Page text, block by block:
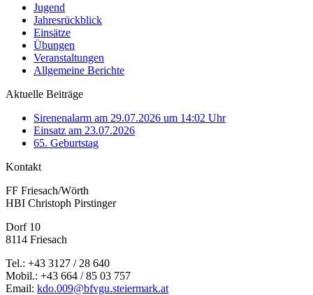
Jugend
Jahresrückblick
Einsätze
Übungen
Veranstaltungen
Allgemeine Berichte
Aktuelle Beiträge
Sirenenalarm am 29.07.2026 um 14:02 Uhr
Einsatz am 23.07.2026
65. Geburtstag
Kontakt
FF Friesach/Wörth
HBI Christoph Pirstinger
Dorf 10
8114 Friesach
Tel.: +43 3127 / 28 640
Mobil.: +43 664 / 85 03 757
Email: kdo.009@bfvgu.steiermark.at